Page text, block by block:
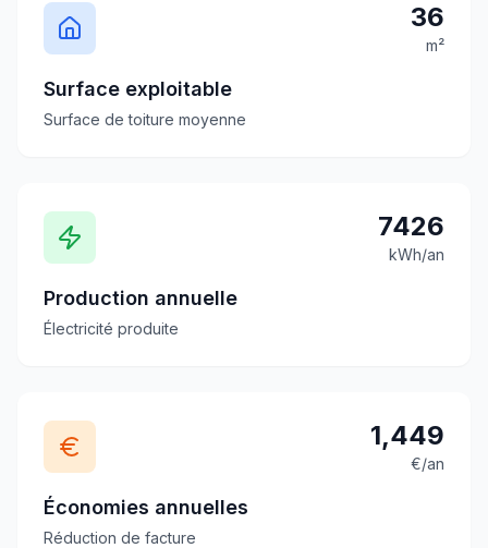
36
m²
Surface exploitable
Surface de toiture moyenne
7426
kWh/an
Production annuelle
Électricité produite
1,449
€/an
Économies annuelles
Réduction de facture